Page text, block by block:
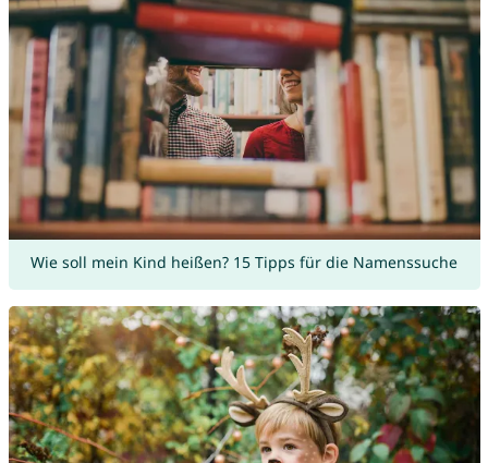
Wie soll mein Kind heißen? 15 Tipps für die Namenssuche